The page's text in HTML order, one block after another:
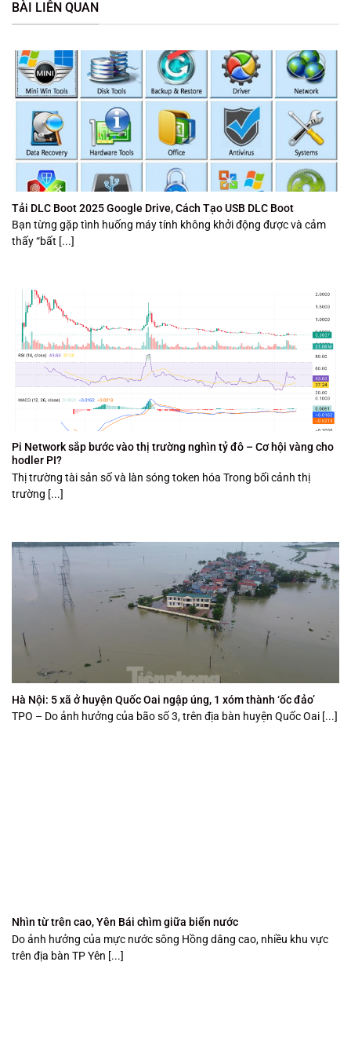
BÀI LIÊN QUAN
Tải DLC Boot 2025 Google Drive, Cách Tạo USB DLC Boot
Bạn từng gặp tình huống máy tính không khởi động được và cảm
thấy “bất [...]
Pi Network sắp bước vào thị trường nghìn tỷ đô – Cơ hội vàng cho
hodler PI?
Thị trường tài sản số và làn sóng token hóa Trong bối cảnh thị
trường [...]
Hà Nội: 5 xã ở huyện Quốc Oai ngập úng, 1 xóm thành ‘ốc đảo’
TPO – Do ảnh hưởng của bão số 3, trên địa bàn huyện Quốc Oai [...]
Nhìn từ trên cao, Yên Bái chìm giữa biển nước
Do ảnh hưởng của mực nước sông Hồng dâng cao, nhiều khu vực
trên địa bàn TP Yên [...]